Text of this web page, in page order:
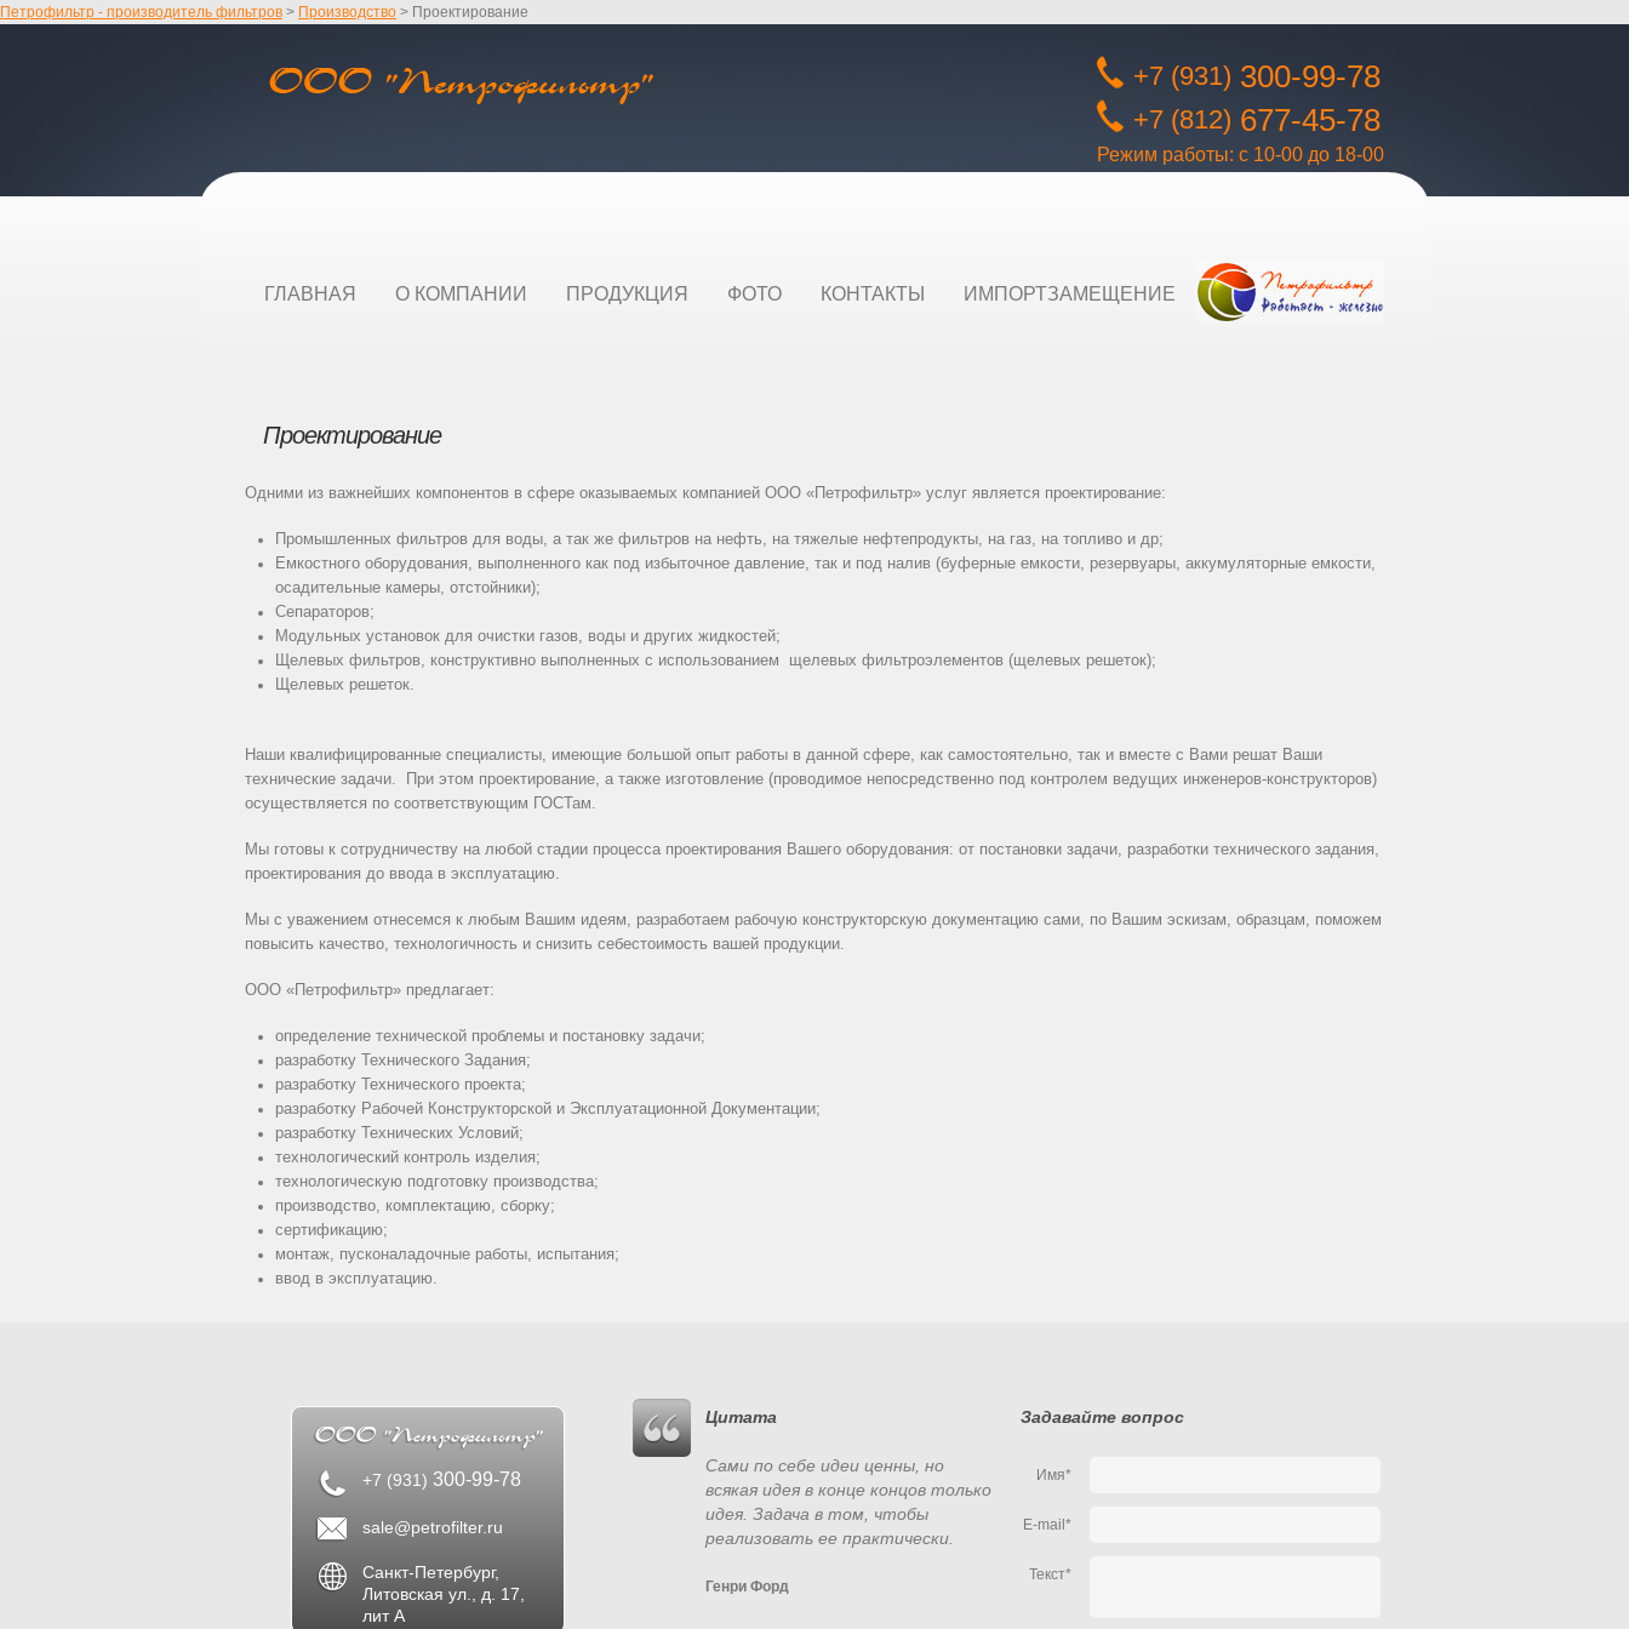
Петрофильтр - производитель фильтров > Производство > Проектирование
+7 (931) 300-99-78
+7 (812) 677-45-78
Режим работы: с 10-00 до 18-00
ГЛАВНАЯ О КОМПАНИИ ПРОДУКЦИЯ ФОТО КОНТАКТЫ ИМПОРТЗАМЕЩЕНИЕ
Проектирование
Одними из важнейших компонентов в сфере оказываемых компанией ООО «Петрофильтр» услуг является проектирование:
Промышленных фильтров для воды, а так же фильтров на нефть, на тяжелые нефтепродукты, на газ, на топливо и др;
Емкостного оборудования, выполненного как под избыточное давление, так и под налив (буферные емкости, резервуары, аккумуляторные емкости,
осадительные камеры, отстойники);
Сепараторов;
Модульных установок для очистки газов, воды и других жидкостей;
Щелевых фильтров, конструктивно выполненных с использованием щелевых фильтроэлементов (щелевых решеток);
Щелевых решеток.
Наши квалифицированные специалисты, имеющие большой опыт работы в данной сфере, как самостоятельно, так и вместе с Вами решат Ваши
технические задачи. При этом проектирование, а также изготовление (проводимое непосредственно под контролем ведущих инженеров-конструкторов)
осуществляется по соответствующим ГОСТам.
Мы готовы к сотрудничеству на любой стадии процесса проектирования Вашего оборудования: от постановки задачи, разработки технического задания,
проектирования до ввода в эксплуатацию.
Мы с уважением отнесемся к любым Вашим идеям, разработаем рабочую конструкторскую документацию сами, по Вашим эскизам, образцам, поможем
повысить качество, технологичность и снизить себестоимость вашей продукции.
ООО «Петрофильтр» предлагает:
определение технической проблемы и постановку задачи;
разработку Технического Задания;
разработку Технического проекта;
разработку Рабочей Конструкторской и Эксплуатационной Документации;
разработку Технических Условий;
технологический контроль изделия;
технологическую подготовку производства;
производство, комплектацию, сборку;
сертификацию;
монтаж, пусконаладочные работы, испытания;
ввод в эксплуатацию.
+7 (931) 300-99-78
sale@petrofilter.ru
Санкт-Петербург,
Литовская ул., д. 17,
лит А
Цитата
Сами по себе идеи ценны, но
всякая идея в конце концов только
идея. Задача в том, чтобы
реализовать ее практически.
Генри Форд
Задавайте вопрос
Имя*
E-mail*
Текст*